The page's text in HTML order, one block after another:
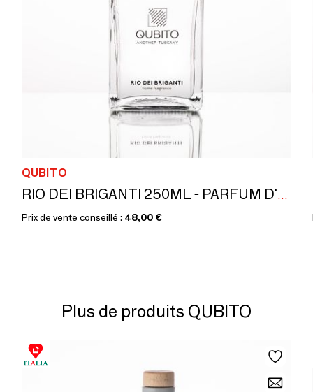
QUBITO
RIO DEI BRIGANTI 250ML - PARFUM D'AMBIANCE (BÂTONNETS) MADE IN ITALY
Prix de vente conseillé : 48,00 €
Plus de produits QUBITO